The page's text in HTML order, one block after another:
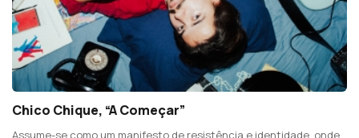
Chico Chique, “A Começar”
Assume-se como um manifesto de resistência e identidade, onde